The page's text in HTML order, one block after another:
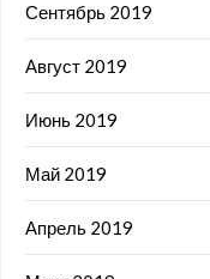
Сентябрь 2019
Август 2019
Июнь 2019
Май 2019
Апрель 2019